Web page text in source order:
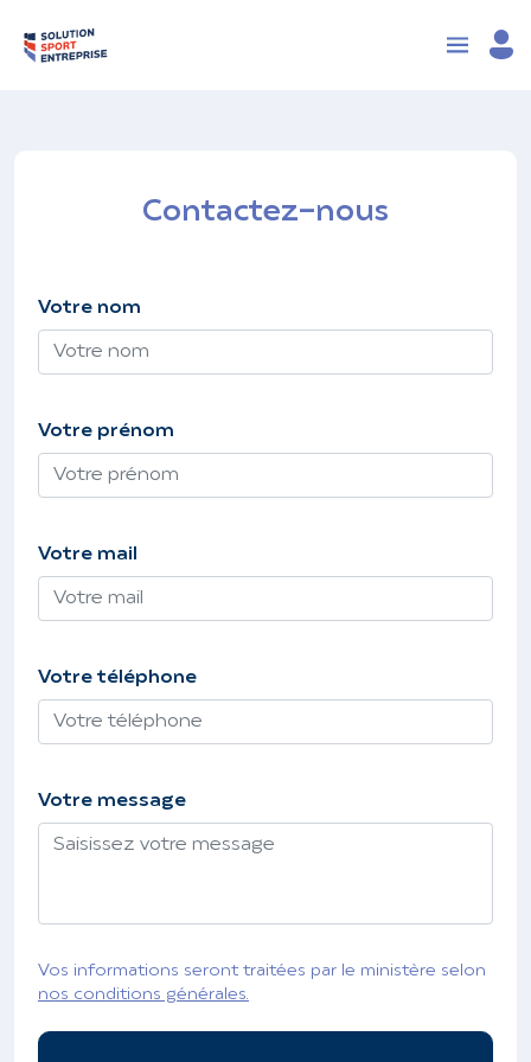
Contactez-nous
Votre nom
Votre prénom
Votre mail
Votre téléphone
Votre message
Vos informations seront traitées par le ministère selon
nos conditions générales.